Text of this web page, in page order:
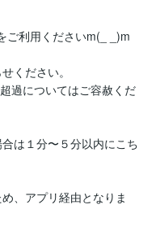
ご利用くださいm(_ _)m
ください。
過についてはご容赦くだ
は１分〜５分以内にこち
、アプリ経由となりま